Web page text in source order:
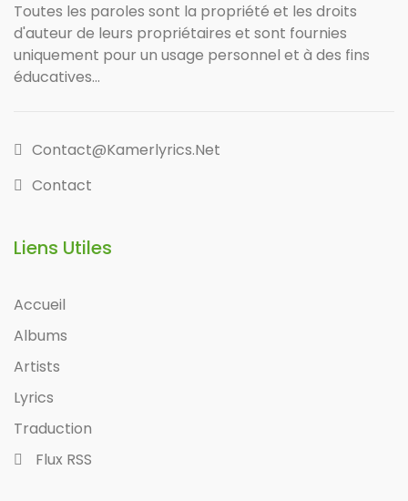
Toutes les paroles sont la propriété et les droits
d'auteur de leurs propriétaires et sont fournies
uniquement pour un usage personnel et à des fins
éducatives...
Contact@kamerlyrics.net
Contact
Liens Utiles
Accueil
Albums
Artists
Lyrics
Traduction
Flux RSS